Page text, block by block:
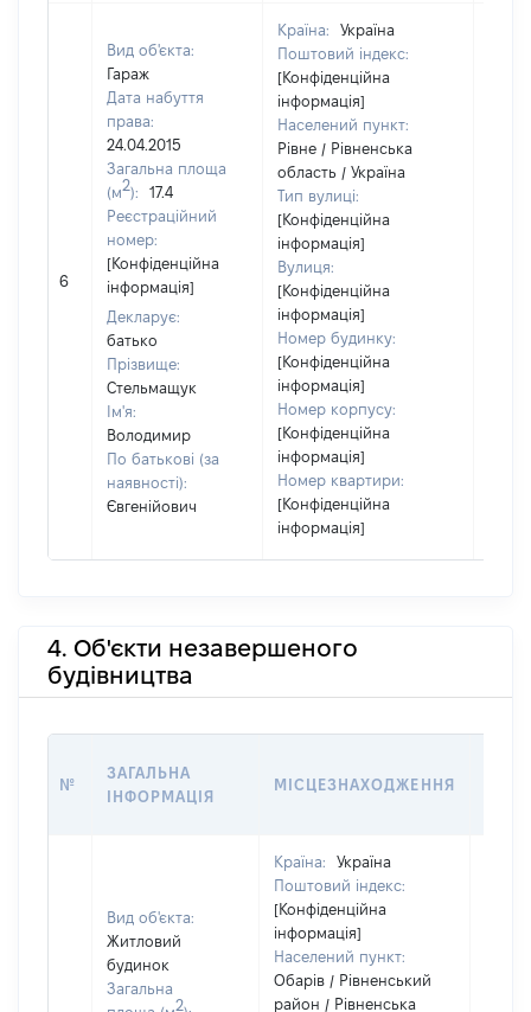
6
Вид об'єкта:
Гараж
Дата набуття
права:
24.04.2015
Загальна площа
(м2):
17.4
Реєстраційний
номер:
[Конфіденційна
інформація]
Декларує:
батько
Прізвище:
Стельмащук
Ім'я:
Володимир
По батькові (за
наявності):
Євгенійович
Країна:
Україна
Поштовий індекс:
[Конфіденційна
інформація]
Населений пункт:
Рівне / Рівненська
область / Україна
Тип вулиці:
[Конфіденційна
інформація]
Вулиця:
[Конфіденційна
інформація]
Номер будинку:
[Конфіденційна
інформація]
Номер корпусу:
[Конфіденційна
інформація]
Номер квартири:
[Конфіденційна
інформація]
4. Об'єкти незавершеного
будівництва
№
ЗАГАЛЬНА
ІНФОРМАЦІЯ
МІСЦЕЗНАХОДЖЕННЯ
Вид об'єкта:
Житловий
будинок
Загальна
2
Країна:
Україна
Поштовий індекс:
[Конфіденційна
інформація]
Населений пункт:
Обарів / Рівненський
район / Рівненська